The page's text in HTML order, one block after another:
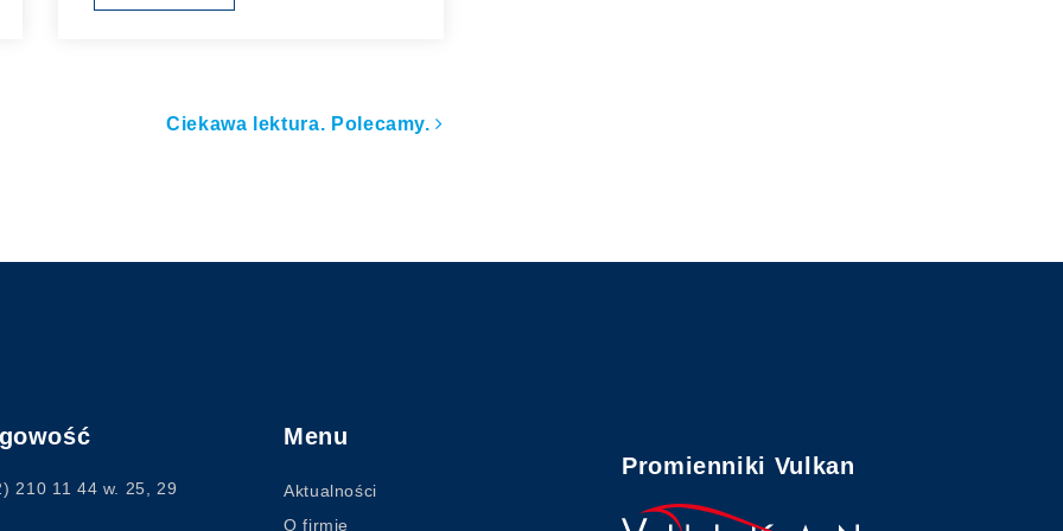
Ciekawa lektura. Polecamy.
210 11 44 w. 25, 29
Menu
Aktualności
O firmie
Promienniki Vulkan